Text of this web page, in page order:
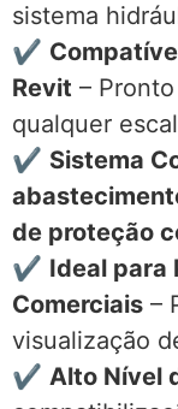
sistema
✔
Revit –
qualquer
✔ Sistema
de proteção
✔ Ideal para
Comerciais –
visualização
✔ Alto Nível